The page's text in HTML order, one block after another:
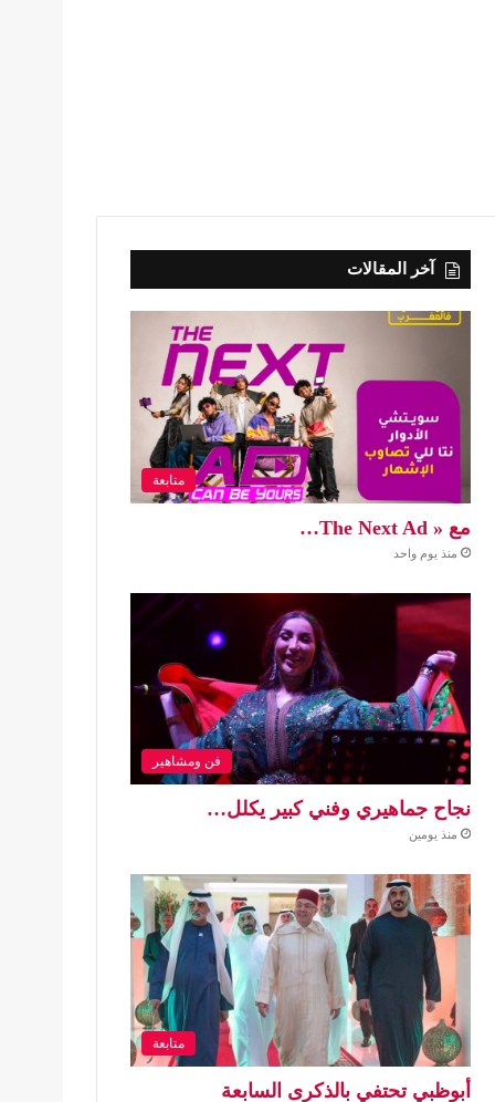
آخر المقالات
متابعة
مع « The Next Ad…
منذ يوم واحد
فن ومشاهير
نجاح جماهيري وفني كبير يكلل…
منذ يومين
متابعة
أبوظبي تحتفي بالذكرى السابعة